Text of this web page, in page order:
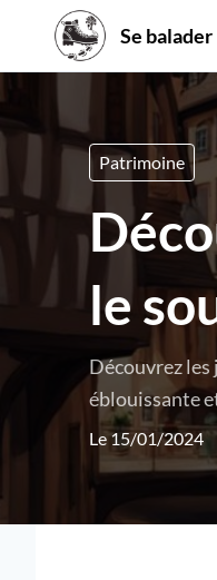
Se balader
Patrimoine
le
Découvrez
éblouissante
Le 15/01/2024